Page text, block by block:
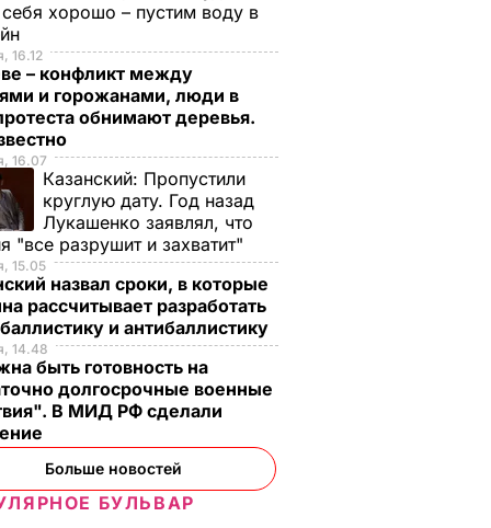
себя хорошо – пустим воду в
16.12
– конфликт между
и горожанами, люди в
обнимают деревья.
16.07
Казанский: Пропустили
круглую дату. Год назад
Лукашенко заявлял, что
"все разрушит и захватит"
15.05
назвал сроки, в которые
рассчитывает разработать
и антибаллистику
14.48
быть готовность на
долгосрочные военные
В МИД РФ сделали
Больше новостей
БУЛЬВАР